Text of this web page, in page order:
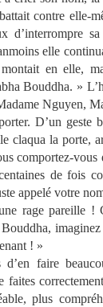
contre elle-
d’interrompre
elle
en elle,
Bouddha. »
Nguyen,
D’un geste
claqua la porte,
comportez-vous
de fois
appelé votre
rage pareille !
! »
d’en faire
faites
plus